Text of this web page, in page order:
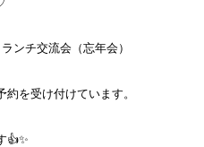
ンチ交流会（忘年会）
を受け付けています。
👍✨